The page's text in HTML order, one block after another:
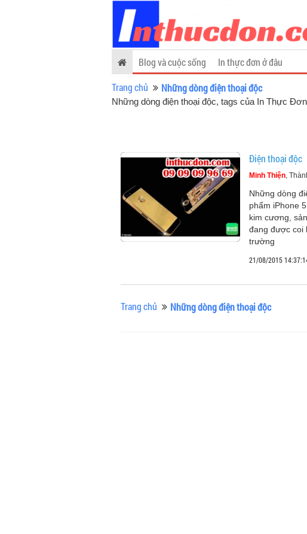
Blog và cuộc sống
In thực đơn ở đâu
Trang chủ
Những dòng điện thoại độc
Những dòng điện thoại độc, tags của In Thực Đơn
Điện thoại độc
Minh Thiện,
Những dòng
phẩm iPhone
kim cương,
đang được coi
trường
21/08/2015
Trang chủ Những dòng điện thoại độc